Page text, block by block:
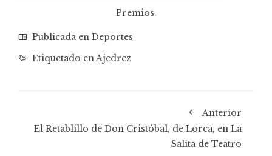
Premios.
Publicada en Deportes
Etiquetado enAjedrez
Anterior
El Retablillo de Don Cristóbal, de Lorca, en La
Salita de Teatro